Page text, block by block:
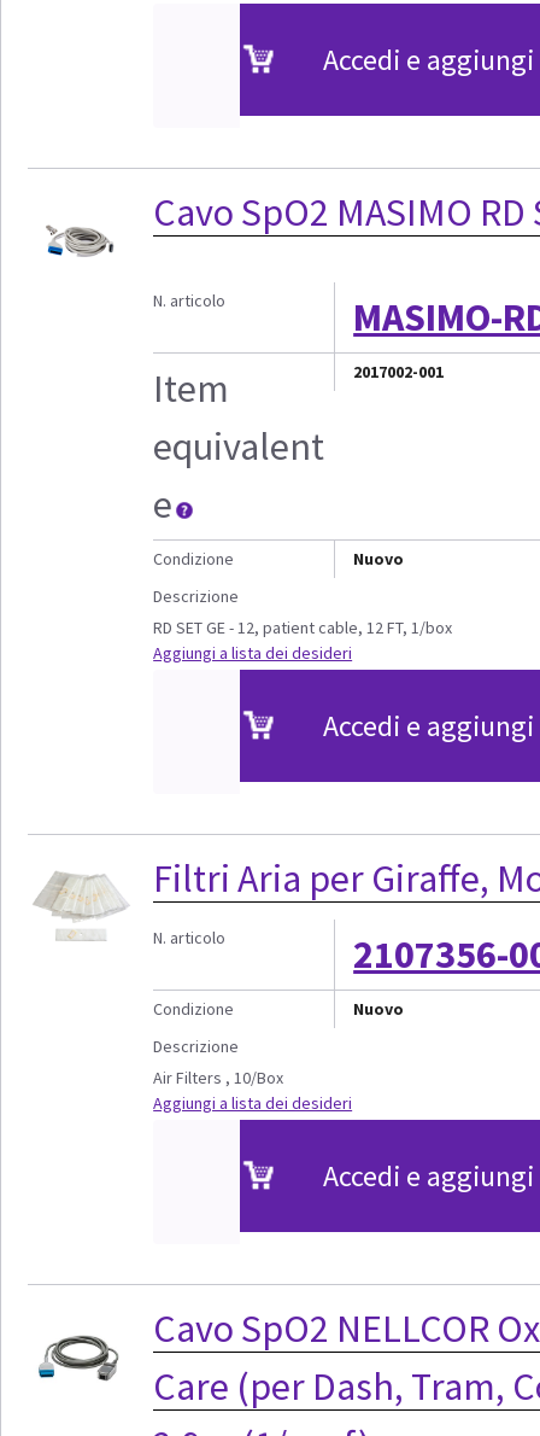
Accedi e
Cavo SpO2 MASIMO
N. articolo
MASIMO-
Item
equivalent
e
2017002-001
Condizione
Nuovo
Descrizione
RD SET GE - 12, patient cable, 12 FT, 1/box
Aggiungi a lista dei desideri
Accedi e
Filtri Aria per Giraffe,
N. articolo 2107356-
Condizione
Nuovo
Descrizione
Air Filters , 10/Box
Aggiungi a lista dei desideri
Accedi e
Cavo SpO2 NELLCOR
Care (per Dash, Tram,